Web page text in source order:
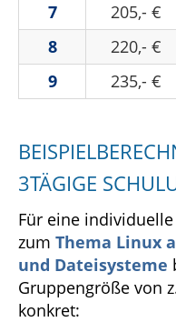
7
205,- €
8
220,- €
9
235,- €
3TÄGIGE
Für eine
zum Thema Linux
und Dateisysteme
Gruppengröße von
konkret: